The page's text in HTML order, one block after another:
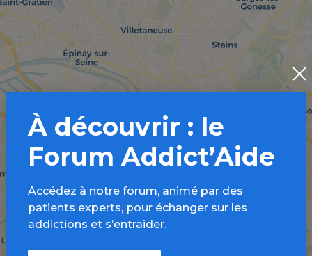
À découvrir : le
Forum Addict’Aide
Accédez à notre forum, animé par des
patients experts, pour échanger sur les
addictions et s’entraider.